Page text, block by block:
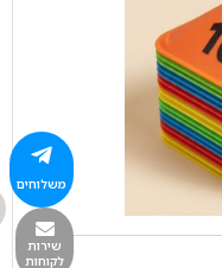
משלוחים
שירות
לקוחות